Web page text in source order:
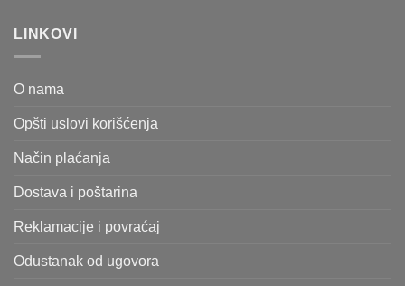
LINKOVI
O nama
Opšti uslovi korišćenja
Način plaćanja
Dostava i poštarina
Reklamacije i povraćaj
Odustanak od ugovora